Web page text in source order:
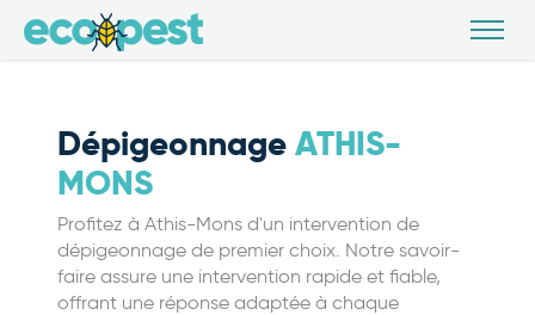
Dépigeonnage ATHIS-
MONS
Profitez à Athis-Mons d'un intervention de
dépigeonnage de premier choix. Notre savoir-
faire assure une intervention rapide et fiable,
offrant une réponse adaptée à chaque